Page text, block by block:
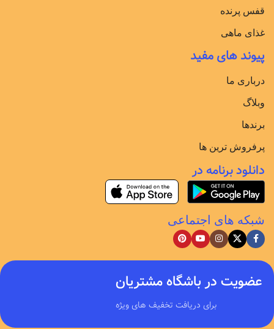
قفس پرنده
غذای ماهی
پیوند های مفید
درباری ما
وبلاگ
برندها
پرفروش ترین ها
دانلود برنامه در
شبکه های اجتماعی
عضویت در باشگاه مشتریان
برای دریافت تخفیف های ویژه